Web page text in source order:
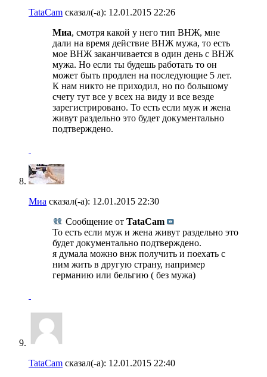
TataCam сказал(-а): 12.01.2015 22:26
Миа, смотря какой у него тип ВНЖ, мне
дали на время действие ВНЖ мужа, то есть
мое ВНЖ заканчивается в один день с ВНЖ
мужа. Но если ты будешь работать то он
может быть продлен на последующие 5 лет.
К нам никто не приходил, но по большому
счету тут все у всех на виду и все везде
зарегистрировано. То есть если муж и жена
живут раздельно это будет документально
подтверждено.
Миа сказал(-а): 12.01.2015 22:30
Сообщение от TataCam
То есть если муж и жена живут раздельно это
будет документально подтверждено.
я думала можно внж получить и поехать с
ним жить в другую страну, например
германию или бельгию ( без мужа)
TataCam сказал(-а): 12.01.2015 22:40